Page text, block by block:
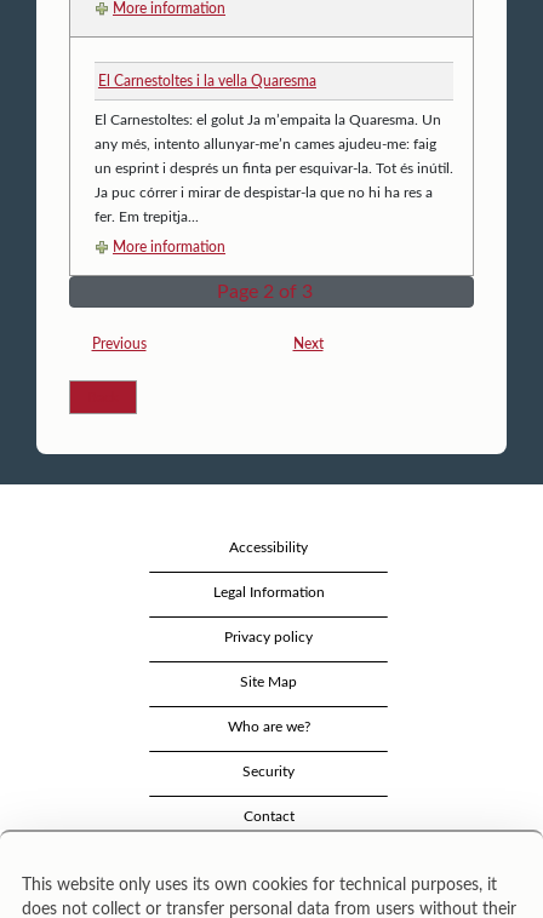
More information
El Carnestoltes i la vella Quaresma
El Carnestoltes: el golut Ja m’empaita la Quaresma. Un
any més, intento allunyar-me’n cames ajudeu-me: faig
un esprint i després un finta per esquivar-la. Tot és inútil.
Ja puc córrer i mirar de despistar-la que no hi ha res a
fer. Em trepitja...
More information
Page 2 of 3
Previous Next
Accessibility
Legal Information
Privacy policy
Site Map
Who are we?
Security
Contact
This website only uses its own cookies for technical purposes, it
does not collect or transfer personal data from users without their